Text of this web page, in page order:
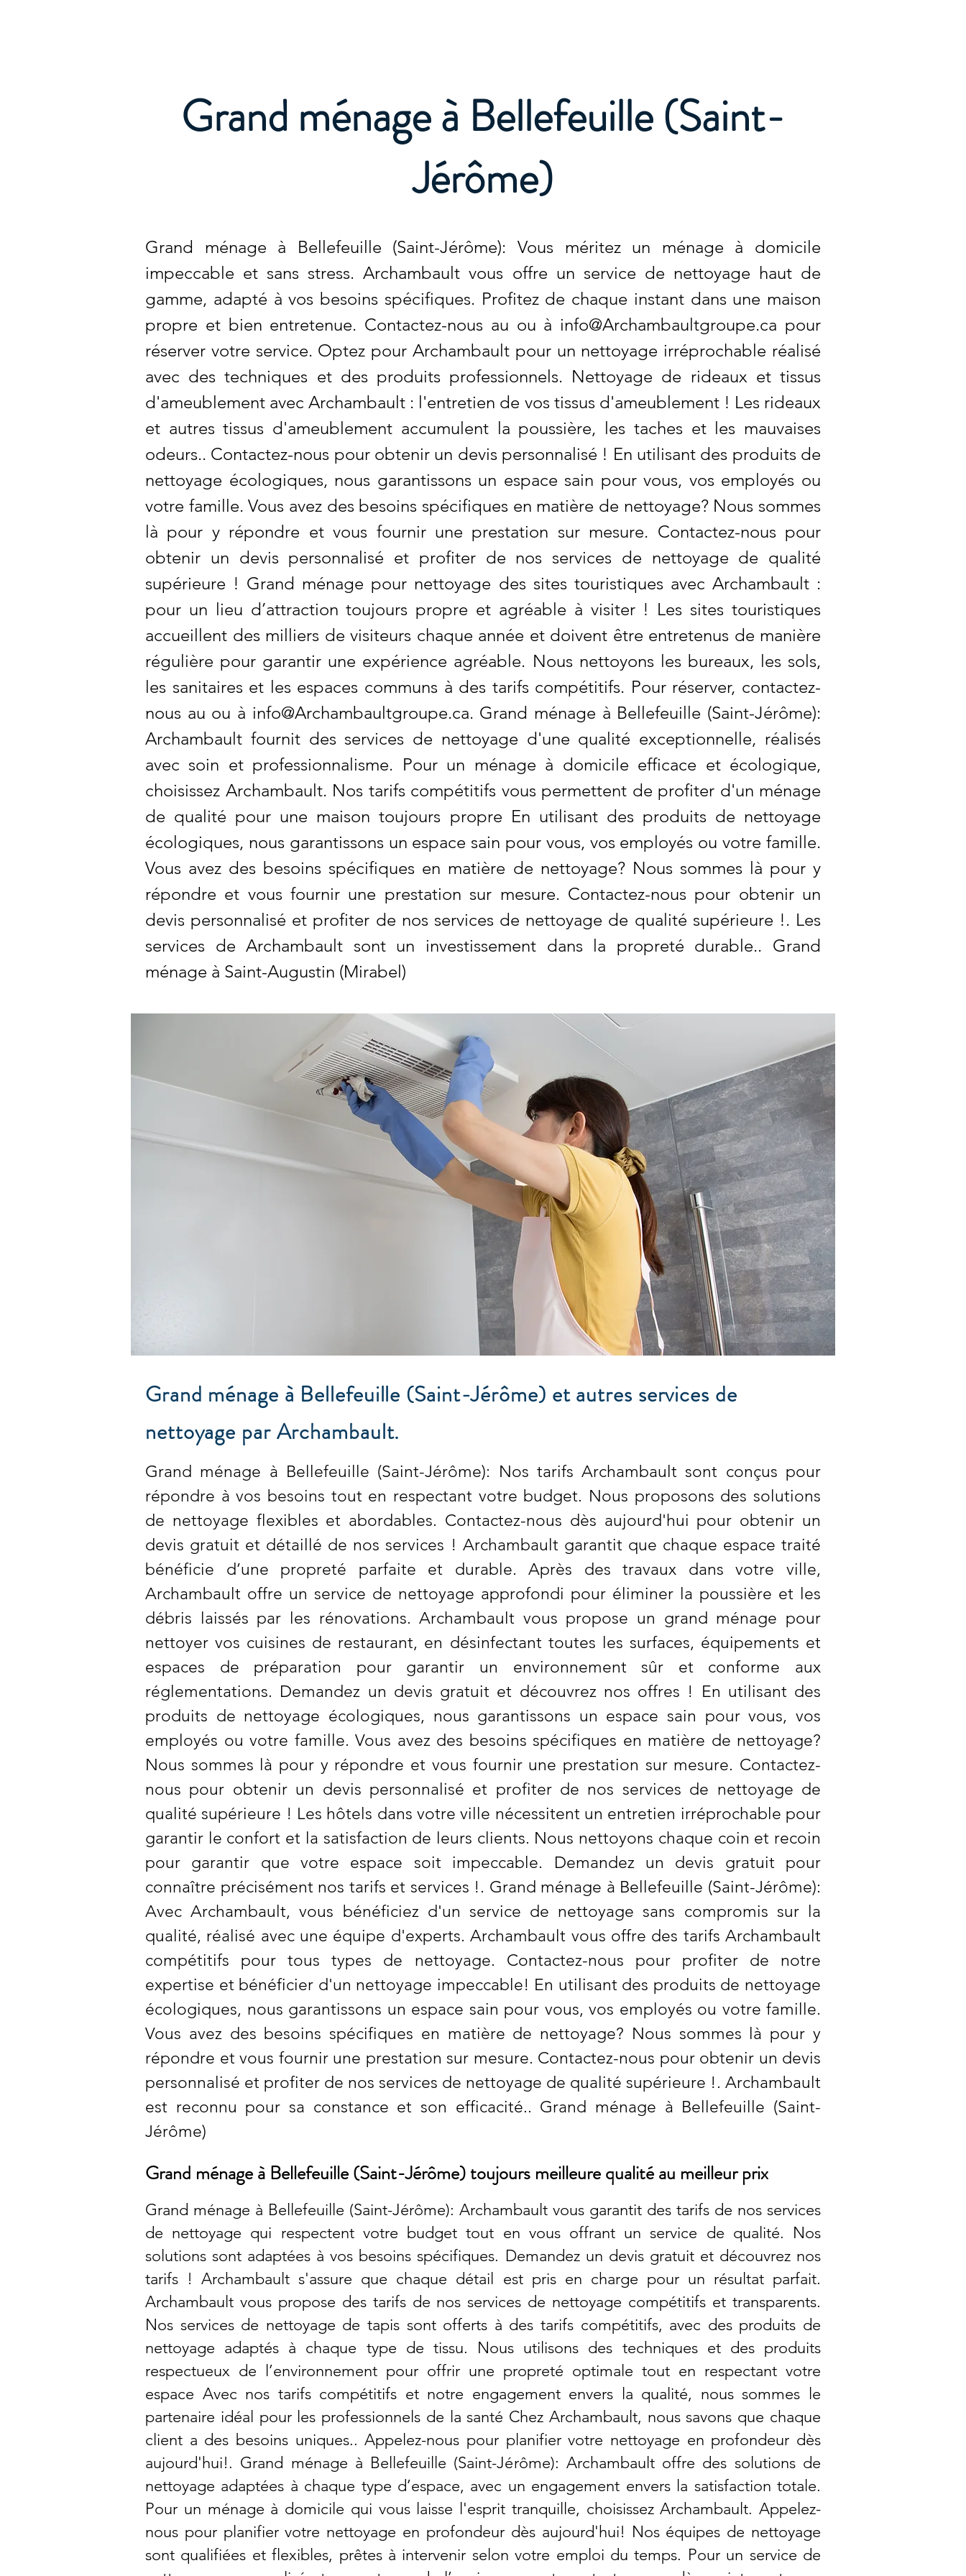
Grand ménage à Bellefeuille (Saint-
Jérôme)
Grand ménage à Bellefeuille (Saint-Jérôme): Vous méritez un ménage à domicile
impeccable et sans stress. Archambault vous offre un service de nettoyage haut de
gamme, adapté à vos besoins spécifiques. Profitez de chaque instant dans une maison
propre et bien entretenue. Contactez-nous au ou à info@Archambaultgroupe.ca pour
réserver votre service. Optez pour Archambault pour un nettoyage irréprochable réalisé
avec des techniques et des produits professionnels. Nettoyage de rideaux et tissus
d'ameublement avec Archambault : l'entretien de vos tissus d'ameublement ! Les rideaux
et autres tissus d'ameublement accumulent la poussière, les taches et les mauvaises
odeurs.. Contactez-nous pour obtenir un devis personnalisé ! En utilisant des produits de
nettoyage écologiques, nous garantissons un espace sain pour vous, vos employés ou
votre famille. Vous avez des besoins spécifiques en matière de nettoyage? Nous sommes
là pour y répondre et vous fournir une prestation sur mesure. Contactez-nous pour
obtenir un devis personnalisé et profiter de nos services de nettoyage de qualité
supérieure ! Grand ménage pour nettoyage des sites touristiques avec Archambault :
pour un lieu d’attraction toujours propre et agréable à visiter ! Les sites touristiques
accueillent des milliers de visiteurs chaque année et doivent être entretenus de manière
régulière pour garantir une expérience agréable. Nous nettoyons les bureaux, les sols,
les sanitaires et les espaces communs à des tarifs compétitifs. Pour réserver, contactez-
nous au ou à info@Archambaultgroupe.ca. Grand ménage à Bellefeuille (Saint-Jérôme):
Archambault fournit des services de nettoyage d'une qualité exceptionnelle, réalisés
avec soin et professionnalisme. Pour un ménage à domicile efficace et écologique,
choisissez Archambault. Nos tarifs compétitifs vous permettent de profiter d'un ménage
de qualité pour une maison toujours propre En utilisant des produits de nettoyage
écologiques, nous garantissons un espace sain pour vous, vos employés ou votre famille.
Vous avez des besoins spécifiques en matière de nettoyage? Nous sommes là pour y
répondre et vous fournir une prestation sur mesure. Contactez-nous pour obtenir un
devis personnalisé et profiter de nos services de nettoyage de qualité supérieure !. Les
services de Archambault sont un investissement dans la propreté durable.. Grand
ménage à Saint-Augustin (Mirabel)
Grand ménage à Bellefeuille (Saint-Jérôme) et autres services de
nettoyage par Archambault.
Grand ménage à Bellefeuille (Saint-Jérôme): Nos tarifs Archambault sont conçus pour
répondre à vos besoins tout en respectant votre budget. Nous proposons des solutions
de nettoyage flexibles et abordables. Contactez-nous dès aujourd'hui pour obtenir un
devis gratuit et détaillé de nos services ! Archambault garantit que chaque espace traité
bénéficie d’une propreté parfaite et durable. Après des travaux dans votre ville,
Archambault offre un service de nettoyage approfondi pour éliminer la poussière et les
débris laissés par les rénovations. Archambault vous propose un grand ménage pour
nettoyer vos cuisines de restaurant, en désinfectant toutes les surfaces, équipements et
espaces de préparation pour garantir un environnement sûr et conforme aux
réglementations. Demandez un devis gratuit et découvrez nos offres ! En utilisant des
produits de nettoyage écologiques, nous garantissons un espace sain pour vous, vos
employés ou votre famille. Vous avez des besoins spécifiques en matière de nettoyage?
Nous sommes là pour y répondre et vous fournir une prestation sur mesure. Contactez-
nous pour obtenir un devis personnalisé et profiter de nos services de nettoyage de
qualité supérieure ! Les hôtels dans votre ville nécessitent un entretien irréprochable pour
garantir le confort et la satisfaction de leurs clients. Nous nettoyons chaque coin et recoin
pour garantir que votre espace soit impeccable. Demandez un devis gratuit pour
connaître précisément nos tarifs et services !. Grand ménage à Bellefeuille (Saint-Jérôme):
Avec Archambault, vous bénéficiez d'un service de nettoyage sans compromis sur la
qualité, réalisé avec une équipe d'experts. Archambault vous offre des tarifs Archambault
compétitifs pour tous types de nettoyage. Contactez-nous pour profiter de notre
expertise et bénéficier d'un nettoyage impeccable! En utilisant des produits de nettoyage
écologiques, nous garantissons un espace sain pour vous, vos employés ou votre famille.
Vous avez des besoins spécifiques en matière de nettoyage? Nous sommes là pour y
répondre et vous fournir une prestation sur mesure. Contactez-nous pour obtenir un devis
personnalisé et profiter de nos services de nettoyage de qualité supérieure !. Archambault
est reconnu pour sa constance et son efficacité.. Grand ménage à Bellefeuille (Saint-
Jérôme)
Grand ménage à Bellefeuille (Saint-Jérôme) toujours meilleure qualité au meilleur prix
Grand ménage à Bellefeuille (Saint-Jérôme): Archambault vous garantit des tarifs de nos services
de nettoyage qui respectent votre budget tout en vous offrant un service de qualité. Nos
solutions sont adaptées à vos besoins spécifiques. Demandez un devis gratuit et découvrez nos
tarifs ! Archambault s'assure que chaque détail est pris en charge pour un résultat parfait.
Archambault vous propose des tarifs de nos services de nettoyage compétitifs et transparents.
Nos services de nettoyage de tapis sont offerts à des tarifs compétitifs, avec des produits de
nettoyage adaptés à chaque type de tissu. Nous utilisons des techniques et des produits
respectueux de l’environnement pour offrir une propreté optimale tout en respectant votre
espace Avec nos tarifs compétitifs et notre engagement envers la qualité, nous sommes le
partenaire idéal pour les professionnels de la santé Chez Archambault, nous savons que chaque
client a des besoins uniques.. Appelez-nous pour planifier votre nettoyage en profondeur dès
aujourd'hui!. Grand ménage à Bellefeuille (Saint-Jérôme): Archambault offre des solutions de
nettoyage adaptées à chaque type d’espace, avec un engagement envers la satisfaction totale.
Pour un ménage à domicile qui vous laisse l'esprit tranquille, choisissez Archambault. Appelez-
nous pour planifier votre nettoyage en profondeur dès aujourd'hui! Nos équipes de nettoyage
sont qualifiées et flexibles, prêtes à intervenir selon votre emploi du temps. Pour un service de